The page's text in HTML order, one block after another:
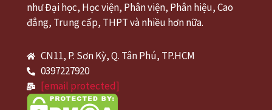
như Đại học, Học viện, Phân viện, Phân hiệu, Cao
đẳng, Trung cấp, THPT và nhiều hơn nữa.
CN11, P. Sơn Kỳ, Q. Tân Phú, TP.HCM
0397227920
[email protected]